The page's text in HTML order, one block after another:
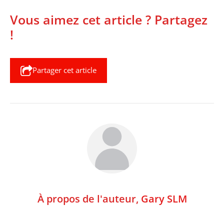
Vous aimez cet article ? Partagez
!
Partager cet article
À propos de l'auteur, Gary SLM